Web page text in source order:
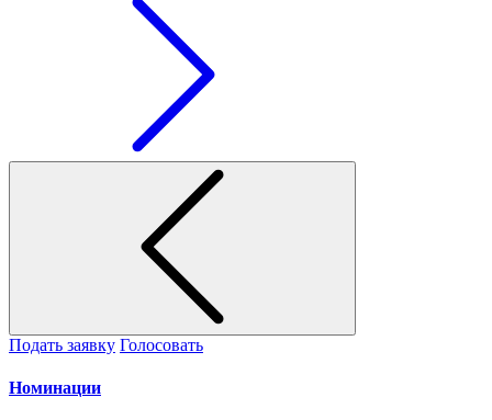
Подать заявку Голосовать
Номинации